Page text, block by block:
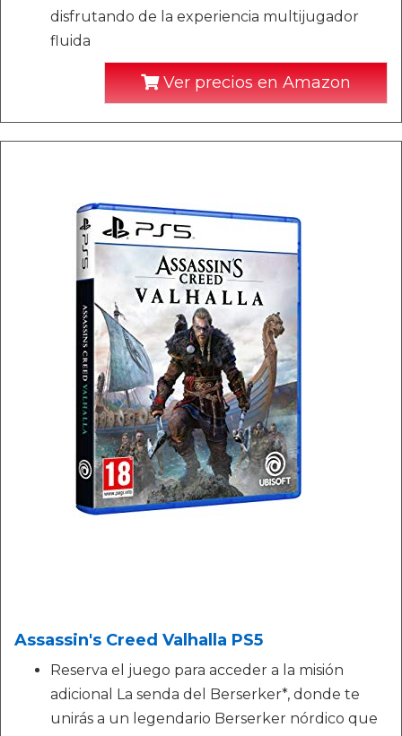
disfrutando de la experiencia multijugador
fluida
Ver precios en Amazon
Assassin's Creed Valhalla PS5
Reserva el juego para acceder a la misión
adicional La senda del Berserker*, donde te
unirás a un legendario Berserker nórdico que